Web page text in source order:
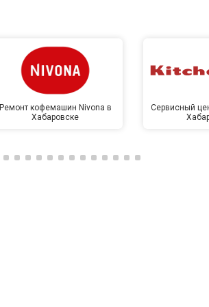
Ремонт кофемашин Nivona в
Хабаровске
Сервисный